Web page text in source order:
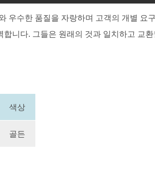
우수한 품질을 자랑하며 고객의 개별 요
니다. 그들은 원래의 것과 일치하고 교
색상
골든